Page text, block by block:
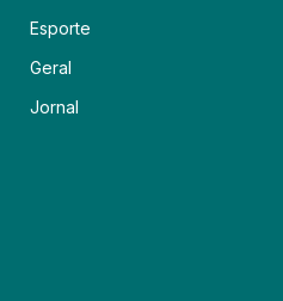
Esporte
Geral
Jornal